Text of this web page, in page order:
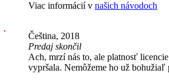
Viac informácií v našich návodoch
Čeština, 2018
Predaj skončil
Ach, mrzí nás to, ale platnosť
vypršala. Nemôžeme ho už bohužiaľ